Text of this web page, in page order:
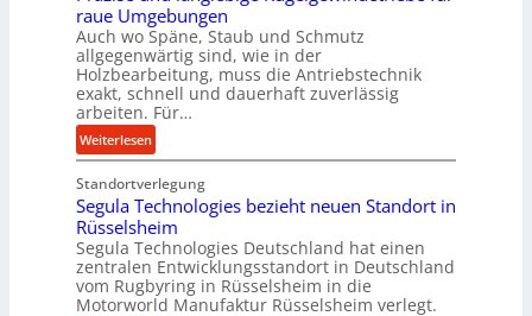
s
t
a
n
d
n
g
s
f
ö
r
d
r
u
n
b
r
a
s
c
h
a
l
s
e
n
s
o
r
e
l
g
e
w
i
n
r
e
b
raue Umgebungen
Auch wo Späne, Staub und Schmutz
allgegenwärtig sind, wie in der
Holzbearbeitung, muss die Antriebstechnik
exakt, schnell und dauerhaft zuverlässig
arbeiten. Für…
Weiterlesen:
P
r
ä
z
i
e
Standortverlegung
Segula Technologies bezieht neuen Standort in
Rüsselsheim
Segula Technologies Deutschland hat einen
zentralen Entwicklungsstandort in Deutschland
vom Rugbyring in Rüsselsheim in die
Motorworld Manufaktur Rüsselsheim verlegt.